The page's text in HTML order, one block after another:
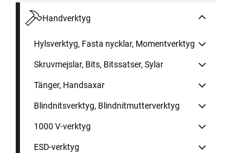
Handverktyg
Hylsverktyg, Fasta nycklar, Momentverktyg
Skruvmejslar, Bits, Bitssatser, Sylar
Tänger, Handsaxar
Blindnitsverktyg, Blindnitmutterverktyg
1000 V-verktyg
ESD-verktyg